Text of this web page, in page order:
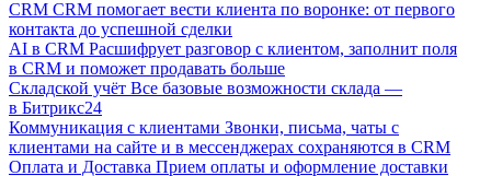
CRM CRM помогает вести клиента по воронке: от первого
контакта до успешной сделки
AI в CRM Расшифрует разговор с клиентом, заполнит поля
в CRM и поможет продавать больше
Складской учёт Все базовые возможности склада —
в Битрикс24
Коммуникация с клиентами Звонки, письма, чаты с
клиентами на сайте и в мессенджерах сохраняются в CRM
Оплата и Доставка Прием оплаты и оформление доставки